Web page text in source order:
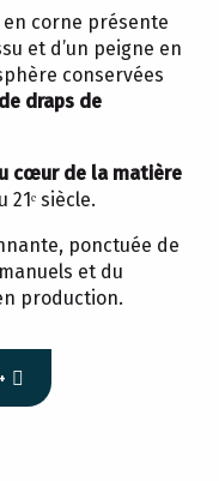
corne présente
et d’un peigne en
conservées
draps de
cœur de la matière
21ᵉ siècle.
ponctuée de
et du
production.
du
en